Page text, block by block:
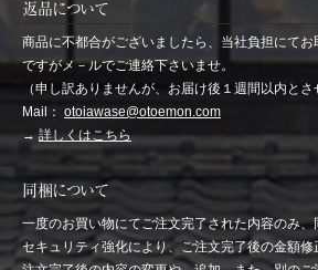
返品について
商品に不都合がございましたら、当社負担にて
ですがメ－ルでご連絡下さいませ。
（申し訳ありませんが、お届け後１週間以内とさ
Mail： otoiawase@otoemon.com
→詳しくはこちら
同梱について
一度のお買い物にてご注文完了された内容のみ、
セキュリティ強化により、ご注文完了後の金額